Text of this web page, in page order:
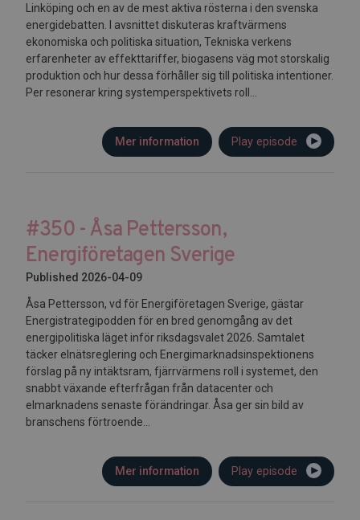
Linköping och en av de mest aktiva rösterna i den svenska
energidebatten. I avsnittet diskuteras kraftvärmens
ekonomiska och politiska situation, Tekniska verkens
erfarenheter av effekttariffer, biogasens väg mot storskalig
produktion och hur dessa förhåller sig till politiska intentioner.
Per resonerar kring systemperspektivets roll...
Play episode
Mer information
#350 - Åsa Pettersson,
Energiföretagen Sverige
Published 2026-04-09
Åsa Pettersson, vd för Energiföretagen Sverige, gästar
Energistrategipodden för en bred genomgång av det
energipolitiska läget inför riksdagsvalet 2026. Samtalet
täcker elnätsreglering och Energimarknadsinspektionens
förslag på ny intäktsram, fjärrvärmens roll i systemet, den
snabbt växande efterfrågan från datacenter och
elmarknadens senaste förändringar. Åsa ger sin bild av
branschens förtroende...
Play episode
Mer information